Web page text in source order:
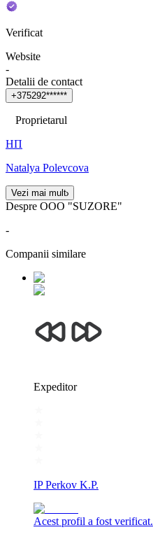
Verificat
Website
-
Detalii de contact
+375292******
Proprietarul
НП
Natalya Polevcova
Vezi mai mult
Despre OOO "SUZORE"
-
Companii similare
Expeditor
IP Perkov K.P.
Acest profil a fost verificat.